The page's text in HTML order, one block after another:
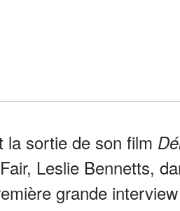
la sortie de son film
Leslie Bennetts,
grande